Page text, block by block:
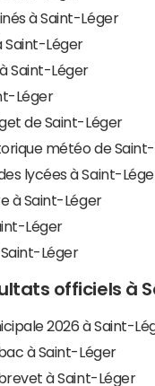
à Saint-Léger
Saint-Léger
Saint-Léger
Léger
de Saint-Léger
météo de
lycées à Saint-
à Saint-Léger
Léger
Léger
officiels à
2026 à Saint-
à Saint-Léger
à Saint-Léger